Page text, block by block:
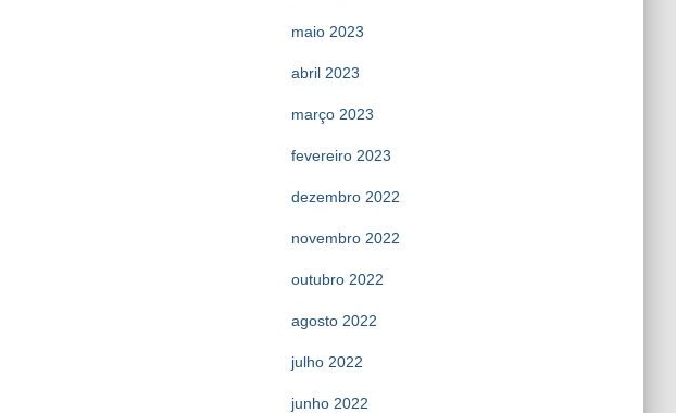
maio 2023
abril 2023
março 2023
fevereiro 2023
dezembro 2022
novembro 2022
outubro 2022
agosto 2022
julho 2022
junho 2022